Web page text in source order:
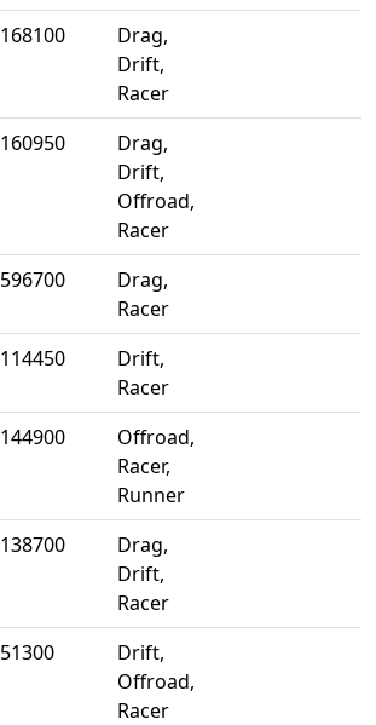
168100
Drag,
Drift,
Racer
160950
Drag,
Drift,
Offroad,
Racer
596700
Drag,
Racer
114450
Drift,
Racer
144900
Offroad,
Racer,
Runner
138700
Drag,
Drift,
Racer
51300
Drift,
Offroad,
Racer